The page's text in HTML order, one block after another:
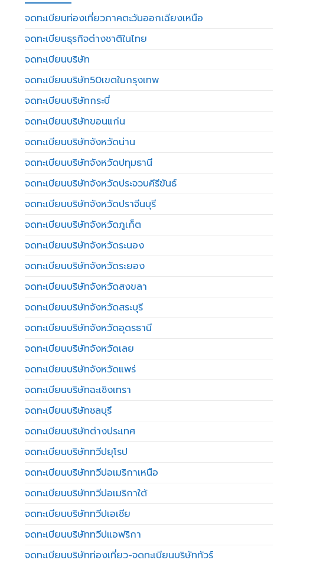
จดทะเบียนท่องเที่ยวภาคตะวันออกเฉียงเหนือ
จดทะเบียนธุรกิจต่างชาติในไทย
จดทะเบียนบริษัท
จดทะเบียนบริษัท50เขตในกรุงเทพ
จดทะเบียนบริษัทกระบี่
จดทะเบียนบริษัทขอนแก่น
จดทะเบียนบริษัทจังหวัดน่าน
จดทะเบียนบริษัทจังหวัดปทุมธานี
จดทะเบียนบริษัทจังหวัดประจวบคีรีขันธ์
จดทะเบียนบริษัทจังหวัดปราจีนบุรี
จดทะเบียนบริษัทจังหวัดภูเก็ต
จดทะเบียนบริษัทจังหวัดระนอง
จดทะเบียนบริษัทจังหวัดระยอง
จดทะเบียนบริษัทจังหวัดสงขลา
จดทะเบียนบริษัทจังหวัดสระบุรี
จดทะเบียนบริษัทจังหวัดอุดรธานี
จดทะเบียนบริษัทจังหวัดเลย
จดทะเบียนบริษัทจังหวัดแพร่
จดทะเบียนบริษัทฉะเชิงเทรา
จดทะเบียนบริษัทชลบุรี
จดทะเบียนบริษัทต่างประเทศ
จดทะเบียนบริษัททวีปยุโรป
จดทะเบียนบริษัททวีปอเมริกาเหนือ
จดทะเบียนบริษัททวีปอเมริกาใต้
จดทะเบียนบริษัททวีปเอเชีย
จดทะเบียนบริษัททวีปแอฟริกา
จดทะเบียนบริษัทท่องเที่ยว-จดทะเบียนบริษัททัวร์